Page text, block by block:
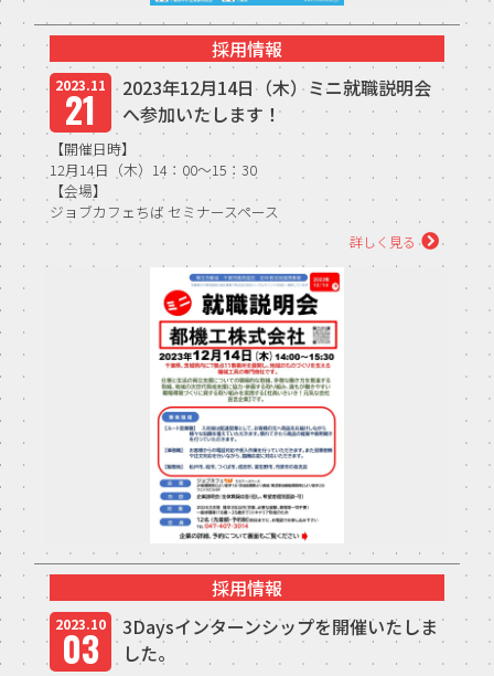
採用情報
2023.11
21
2023年12月14日（木）ミニ就職説明会
へ参加いたします！
【開催日時】
12月14日（木）14：00～15：30
【会場】
ジョブカフェちば セミナースペース
企業説明会・全体質疑応答...
詳しく見る
採用情報
2023.10
03
3Daysインターンシップを開催いたしま
した。